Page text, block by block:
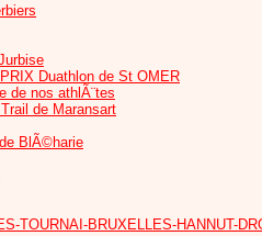
Duathlon de St OMER
de nos athlÃ¨tes
de Maransart
BlÃ©harie
TOURNAI-BRUXELLES-HANNUT-